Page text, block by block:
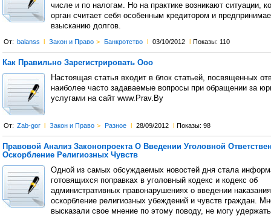
числе и по налогам. Но на практике возникают ситуации,
орган считает себя особенным кредитором и
взысканию долгов.
От: balanss l Закон и Право > Банкротство l 03/10/2012 l Показы: 110
Как Правильно Зарегистрировать Ооо
Настоящая статья входит в блок статьей, посвященных
наиболее часто задаваемые вопросы при обращении за
услугами на сайт www.Prav.By
От: Zab-gor l Закон и Право > Разное l 28/09/2012 l Показы: 98
Правовой Анализ Законопроекта О Введении Уголовной
Оскорбление Религиозных Чувств
Одной из самых обсуждаемых новостей дня стала
готовящихся поправках в уголовный кодекс и кодекс об
административных правонарушениях о введении
оскорбление религиозных убеждений и чувств граждан.
высказали свое мнение по этому поводу, не могу